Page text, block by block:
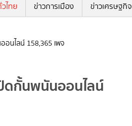
ไทย ข่าวการเมือง ข่าวเศรษฐกิจ
อนไลน์ 158,365 เพจ
ดกั้นพนันออนไลน์